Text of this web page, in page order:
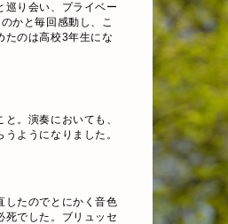
巡り会い、プライベー
かと毎回感動し、こ
たのは高校3年生にな
。演奏においても、
ようになりました。
したのでとにかく音色
死でした。ブリュッセ